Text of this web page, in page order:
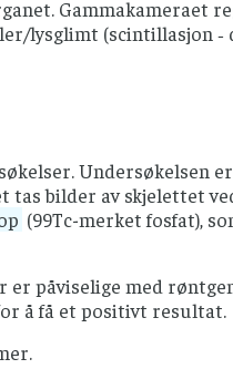
Gammakameraet
lysglimt (scintillasjon ‐
Undersøkelsen
bilder av skjelettet
(99Tc-merket fosfat),
påviselige med
å få et positivt resultat.